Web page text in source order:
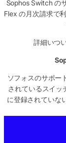
Sophos Switch の
Flex の月次請求で
詳細いつ
ソフォスのサポー
されているスイッ
に登録されていな